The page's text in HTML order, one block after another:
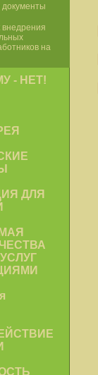
на
- НЕТ!
ДЛЯ